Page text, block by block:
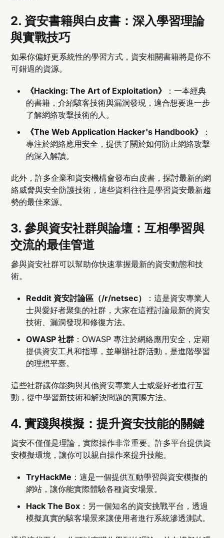
2. 資安書籍與白皮書：深入學習理論
與實戰技巧
如果你偏好更系統性的學習方式，資安相關書籍將是你不
可錯過的資源。
《Hacking: The Art of Exploitation》
：一本經典
的書籍，介紹駭客技術與漏洞發現，適合想要進一步
了解網絡攻擊技術的人。
《The Web Application Hacker's Handbook》
：
專注於網絡應用安全，提供了關於如何防止網絡攻擊
的深入解讀。
此外，許多企業和資安機構會發布白皮書，探討最新的網
絡威脅與安全防護技術，這些資料往往是學習資安最新趨
勢的最佳來源。
3.參與資安社群與論壇：互相學習與
交流的最佳管道
參與資安社群可以幫助你快速掌握最新的資安動態和技
術。
Reddit 資安討論區（/r/netsec）
：這是資安專業人
士與愛好者聚集的社群，大家在這裡討論最新的資安
技術、漏洞發現和修復方法。
OWASP 社群 ：OWASP 專注於網絡應用安全，定期
提供資安工具和指導，並舉辦社群活動，是進階學習
的理想平臺。
這些社群讓你能夠與其他資安專業人士或愛好者進行互
動，從中學習新技術和解決問題的實際方法。
4.實踐與模擬：提升資安技能的關鍵
資安不僅僅是理論，實際操作非常重要。許多平台提供資
安模擬環境，讓你可以親自操作來提升技能。
TryHackMe ：這是一個提供互動學習與資安模擬的
網站，讓你能實際體驗各種資安場景。
Hack The Box ：另一個知名的資安挑戰平台，透過
模擬真實的駭客場景來讓使用者進行系統滲透測試。